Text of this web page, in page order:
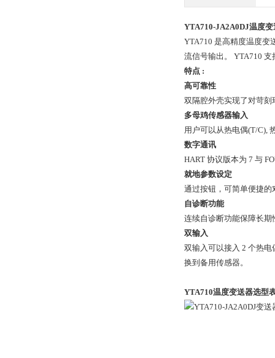
YTA710-JA2A0DJ温度变
YTA710 是高精度温度变
流信号输出。 YTA710 支
特点 :
高可靠性
双隔腔外壳实现了对苛刻
多母鸡传感器输入
用户可以从热电偶(T/C),
数字通讯
HART 协议版本为 7 与
就地参数设定
通过按钮，可简单便捷的
自诊断功能
连续自诊断功能保障长
双输入
双输入可以接入 2 个热
换到备用传感器。
YTA710温度变送器选型